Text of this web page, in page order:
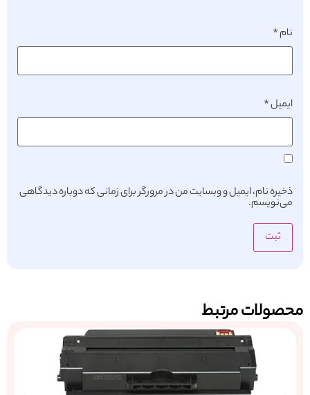
*
ایمیل*
ذخیره نام، ایمیل و وبسایت من در مرورگر برای زمانی که دوباره دیدگاهی
می‌نویسم.
مرتبط